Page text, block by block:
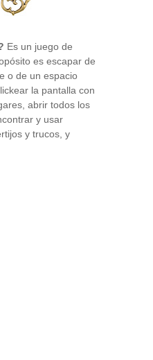
Es un juego de
es escapar de
o de un espacio
la pantalla con
abrir todos los
y usar
y trucos, y